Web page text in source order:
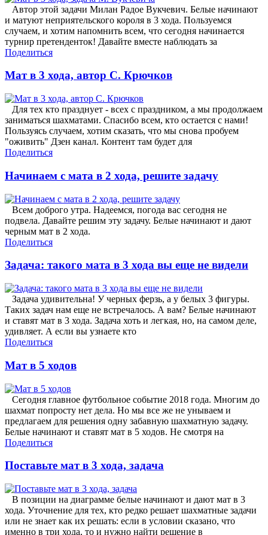
Автор этой задачи Милан Радое Вукчевич. Белые начинают
и матуют неприятельского короля в 3 хода. Пользуемся
случаем, и хотим напомнить всем, что сегодня начинается
турнир претенденток! Давайте вместе наблюдать за
Поделиться
Мат в 3 хода, автор С. Крючков
Для тех кто празднует - всех с праздником, а мы продолжаем
заниматься шахматами. Спасибо всем, кто остается с нами!
Пользуясь случаем, хотим сказать, что мы снова пробуем
"оживить" Дзен канал. Контент там будет для
Поделиться
Начинаем с мата в 2 хода, решите задачу
Всем доброго утра. Надеемся, погода вас сегодня не
подвела. Давайте решим эту задачу. Белые начинают и дают
черным мат в 2 хода.
Поделиться
Задача: такого мата в 3 хода вы еще не видели
Задача удивительна! У черных ферзь, а у белых 3 фигуры.
Таких задач нам еще не встречалось. А вам? Белые начинают
и ставят мат в 3 хода. Задача хоть и легкая, но, на самом деле,
удивляет. А если вы узнаете кто
Поделиться
Мат в 5 ходов
Сегодня главное футбольное событие 2018 года. Многим до
шахмат попросту нет дела. Но мы все же не унываем и
предлагаем для решения одну забавную шахматную задачу.
Белые начинают и ставят мат в 5 ходов. Не смотря на
Поделиться
Поставьте мат в 3 хода, задача
В позиции на диаграмме белые начинают и дают мат в 3
хода. Уточнение для тех, кто редко решает шахматные задачи
или не знает как их решать: если в условии сказано, что
именно в три хода, то и нужно найти решение в